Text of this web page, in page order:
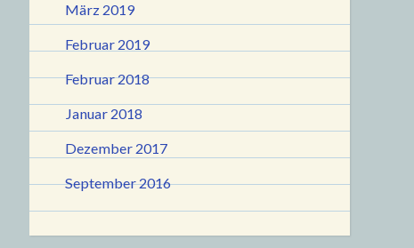
März 2019
Februar 2019
Februar 2018
Januar 2018
Dezember 2017
September 2016